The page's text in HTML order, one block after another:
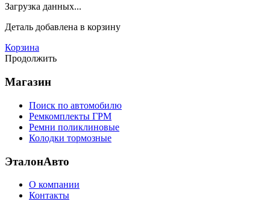
Загрузка данных...
Деталь добавлена в корзину
Корзина
Продолжить
Магазин
Поиск по автомобилю
Ремкомплекты ГРМ
Ремни поликлиновые
Колодки тормозные
ЭталонАвто
О компании
Контакты